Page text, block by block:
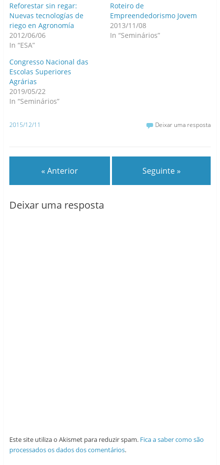
Reforestar sin regar:
Nuevas tecnologías de
riego en Agronomía
2012/06/06
In “ESA”
Roteiro de
Empreendedorismo Jovem
2013/11/08
In “Seminários”
Congresso Nacional das
Escolas Superiores
Agrárias
2019/05/22
In “Seminários”
2015/12/11 Deixar uma resposta
« Anterior Seguinte »
Deixar uma resposta
Este site utiliza o Akismet para reduzir spam. Fica a saber como são
processados os dados dos comentários.